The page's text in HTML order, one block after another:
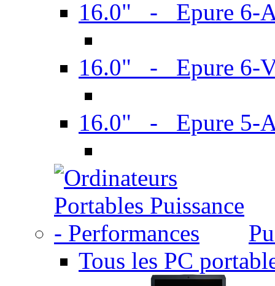
16.0" - Epure 6-
16.0" - Epure 6-
16.0" - Epure 5-
Tous les PC